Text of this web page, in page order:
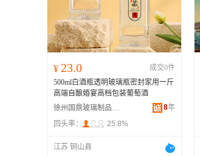
¥ 23.0
成交0件
500ml白酒瓶透明玻璃瓶密封家用一斤
高端自酿婚宴高档包装葡萄酒
徐州国鼎玻璃制品有限公司
8年
回头率：
25.8%
江苏 铜山县